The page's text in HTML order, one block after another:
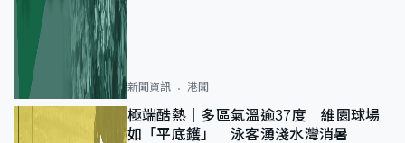
新聞資訊 港聞
極端酷熱｜多區氣溫逾37度 維園球場
如「平底鑊」 泳客湧淺水灣消暑